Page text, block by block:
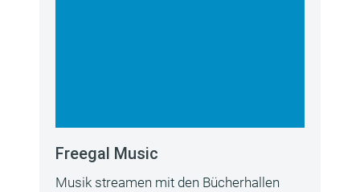
Freegal Music
Musik streamen mit den Bücherhallen